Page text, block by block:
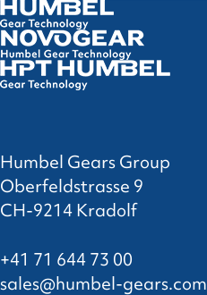
Humbel Gears Group
Oberfeldstrasse 9
CH-9214 Kradolf
+41 71 644 73 00
sales@humbel-gears.com